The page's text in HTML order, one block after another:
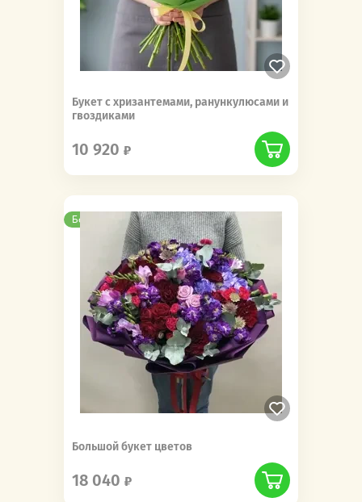
Букет с хризантемами, ранункулюсами и
гвоздиками
10 920
Бесплатная доставка
Большой букет цветов
18 040